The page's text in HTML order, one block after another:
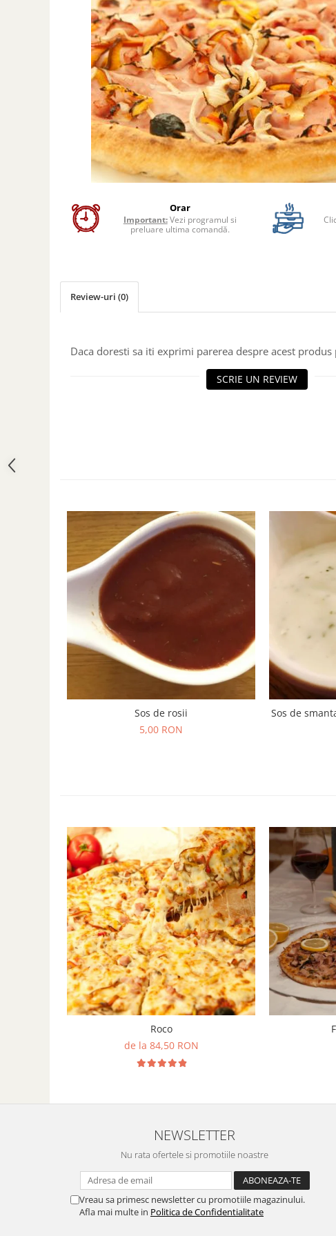
Orar
Important:Vezi programul si
preluare ultima comandă.
Review-uri (0)
Daca doresti sa iti exprimi parerea despre acest
SCRIE UN REVIEW
Sos de rosii
5,00 RON
Sos de
Roco
de la 84,50 RON
NEWSLETTER
Nu rata ofertele si promotiile noastre
Vreau sa primesc newsletter cu promotiile magazinului.
Afla mai multe in Politica de Confidentialitate